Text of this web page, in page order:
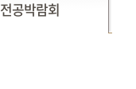
전공박람회